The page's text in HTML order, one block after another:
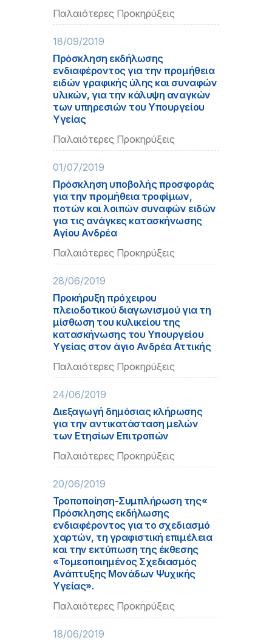
Παλαιότερες Προκηρύξεις
18/09/2019
Πρόσκληση εκδήλωσης
ενδιαφέροντος για την προμήθεια
ειδών γραφικής ύλης και συναφών
υλικών, για την κάλυψη αναγκών
των υπηρεσιών του Υπουργείου
Υγείας
Παλαιότερες Προκηρύξεις
01/07/2019
Πρόσκληση υποβολής προσφοράς
για την προμήθεια τροφίμων,
ποτών και λοιπών συναφών ειδών
για τις ανάγκες κατασκήνωσης
Αγίου Ανδρέα
Παλαιότερες Προκηρύξεις
28/06/2019
Προκήρυξη πρόχειρου
πλειοδοτικού διαγωνισμού για τη
μίσθωση του κυλικείου της
κατασκήνωσης του Yπουργείου
Yγείας στον άγιο Ανδρέα Αττικής
Παλαιότερες Προκηρύξεις
24/06/2019
Διεξαγωγή δημόσιας κλήρωσης
για την αντικατάσταση μελών
των Ετησίων Επιτροπών
Παλαιότερες Προκηρύξεις
20/06/2019
Τροποποίηση-Συμπλήρωση της«
Πρόσκλησης εκδήλωσης
ενδιαφέροντος για το σχεδιασμό
χαρτών, τη γραφιστική επιμέλεια
και την εκτύπωση της έκθεσης
«Τομεοποιημένος Σχεδιασμός
Ανάπτυξης Μονάδων Ψυχικής
Υγείας».
Παλαιότερες Προκηρύξεις
18/06/2019